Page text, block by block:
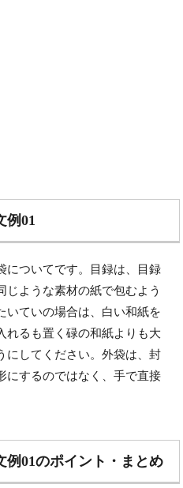
例01
についてです。目録は、目録
じような素材の紙で包むよう
いていの場合は、白い和紙を
れるも置く碌の和紙よりも大
にしてください。外袋は、封
にするのではなく、手で直接
例01のポイント・まとめ